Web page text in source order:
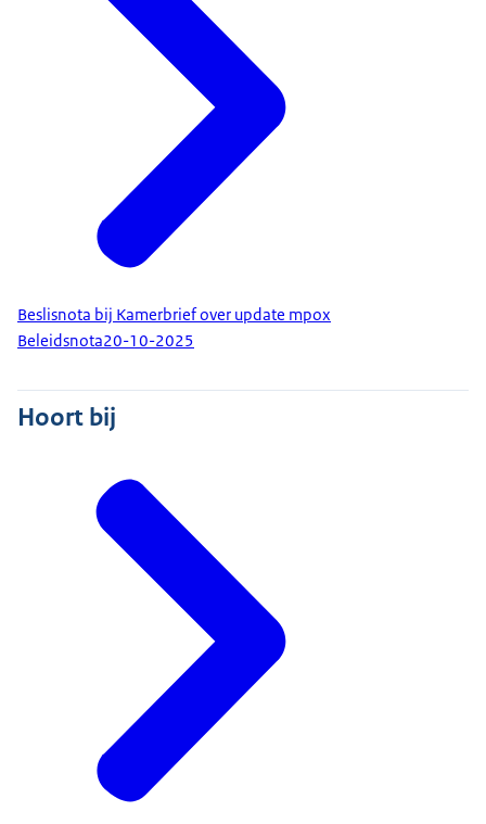
Beslisnota bij Kamerbrief over update mpox
Beleidsnota20-10-2025
Hoort bij